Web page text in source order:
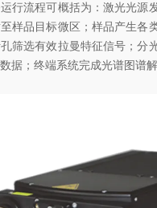
流程可概括为：激光光源
样品目标微区；样品产生各
筛选有效拉曼特征信号；分
据；终端系统完成光谱图谱